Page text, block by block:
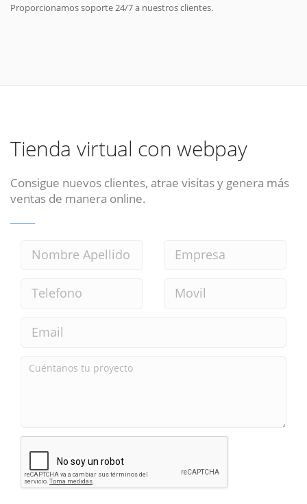
Proporcionamos soporte 24/7 a nuestros clientes.
Tienda virtual con webpay
Consigue nuevos clientes, atrae visitas y genera más
ventas de manera online.